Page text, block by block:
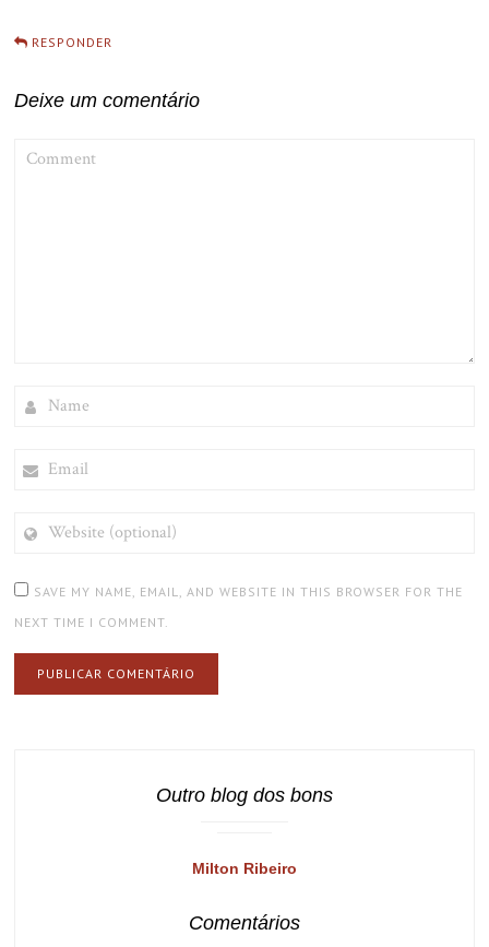
RESPONDER
Deixe um comentário
(OPTIONAL)
SAVE MY NAME, EMAIL, AND WEBSITE IN THIS BROWSER FOR THE
NEXT TIME I COMMENT.
Outro blog dos bons
Milton Ribeiro
Comentários